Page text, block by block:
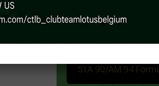
1966
Recherche
51A 90/AM 94